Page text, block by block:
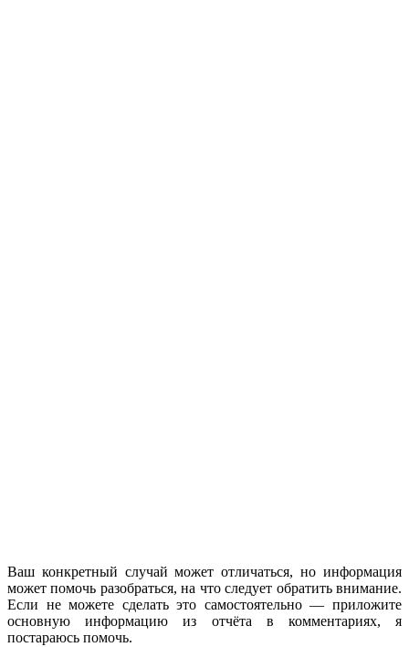
Ваш конкретный случай может отличаться, но информация
может помочь разобраться, на что следует обратить внимание.
Если не можете сделать это самостоятельно — приложите
основную информацию из отчёта в комментариях, я
постараюсь помочь.